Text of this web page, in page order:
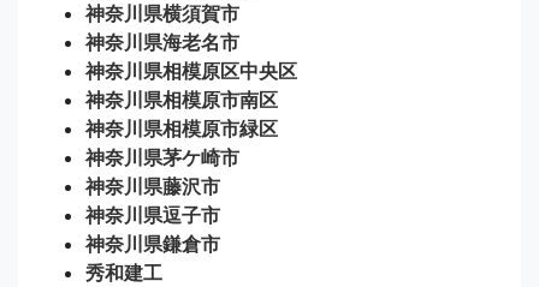
神奈川県横須賀市
神奈川県海老名市
神奈川県相模原区中央区
神奈川県相模原市南区
神奈川県相模原市緑区
神奈川県茅ケ崎市
神奈川県藤沢市
神奈川県逗子市
神奈川県鎌倉市
秀和建工